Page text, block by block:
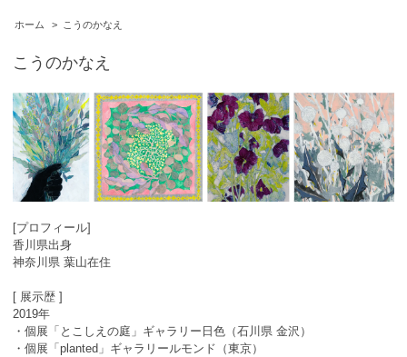
ホーム > こうのかなえ
こうのかなえ
[プロフィール]
香川県出身
神奈川県 葉山在住
[ 展示歴 ]
2019年
・個展「とこしえの庭」ギャラリー日色（石川県 金沢）
・個展「planted」ギャラリールモンド（東京）